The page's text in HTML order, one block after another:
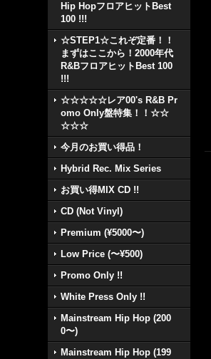
Hip HopフロアヒットBest
100 !!!
☆STEP1☆これぞ定番！！
まずはここから！2000年代
R&BフロアヒットBest 100
!!!
☆☆☆☆☆レア00's R&B Pr
omo Only盤特集！！☆☆
☆☆☆
今月のお買い得品！
Hybrid Rec. Mix Series
お買い得MIX CD !!
CD (Not Vinyl)
Premium (¥5000〜)
Low Price (〜¥500)
Promo Only !!
White Press Only !!
Mainstream Hip Hop (200
0〜)
Mainstream Hip Hop (199